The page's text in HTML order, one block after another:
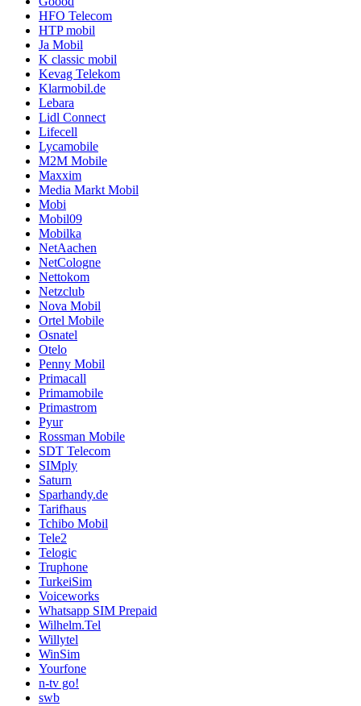
HFO Telecom
HTP mobil
Ja Mobil
K classic mobil
Kevag Telekom
Klarmobil.de
Lebara
Lidl Connect
Lifecell
Lycamobile
M2M Mobile
Maxxim
Media Markt Mobil
Mobi
Mobil09
Mobilka
NetAachen
NetCologne
Nettokom
Netzclub
Nova Mobil
Ortel Mobile
Osnatel
Otelo
Penny Mobil
Primacall
Primamobile
Primastrom
Pyur
Rossman Mobile
SDT Telecom
SIMply
Saturn
Sparhandy.de
Tarifhaus
Tchibo Mobil
Tele2
Telogic
Truphone
TurkeiSim
Voiceworks
Whatsapp SIM Prepaid
Wilhelm.Tel
Willytel
WinSim
Yourfone
n-tv go!
swb